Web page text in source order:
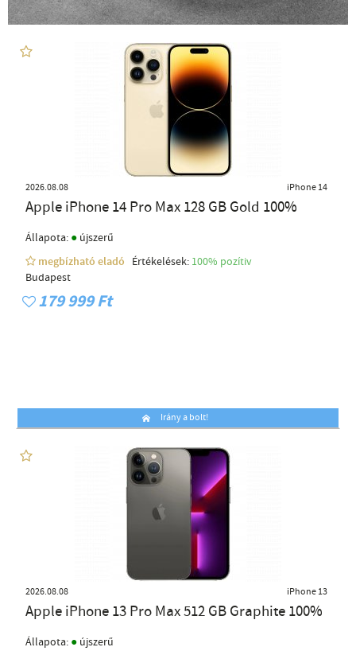
2026.08.08 iPhone 14
Apple iPhone 14 Pro Max 128 GB Gold 100%
Állapota: ● újszerű
megbízható eladó
Értékelések: 100% pozítiv
Budapest
179 999 Ft
Irány a bolt!
2026.08.08 iPhone 13
Apple iPhone 13 Pro Max 512 GB Graphite 100%
Állapota: ● újszerű